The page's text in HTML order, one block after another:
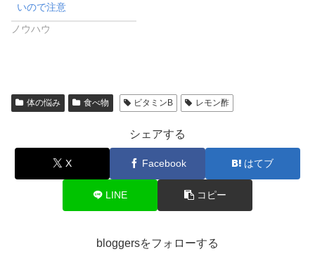
いので注意
ノウハウ
体の悩み 食べ物 ビタミンB レモン酢
シェアする
X Facebook はてブ
LINE コピー
bloggersをフォローする